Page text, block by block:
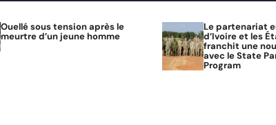
Ouellé sous tension après le
meurtre d’un jeune homme
Le partenariat
d’Ivoire et les
franchit une
avec le State
Program